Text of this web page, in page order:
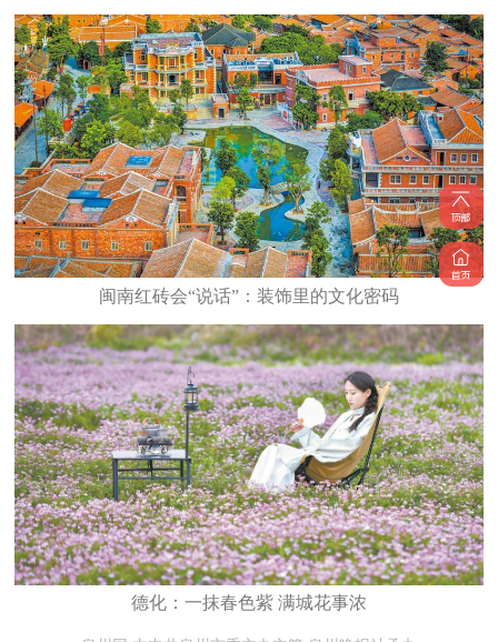
闽南红砖会“说话”：装饰里的文化密码
德化：一抹春色紫 满城花事浓